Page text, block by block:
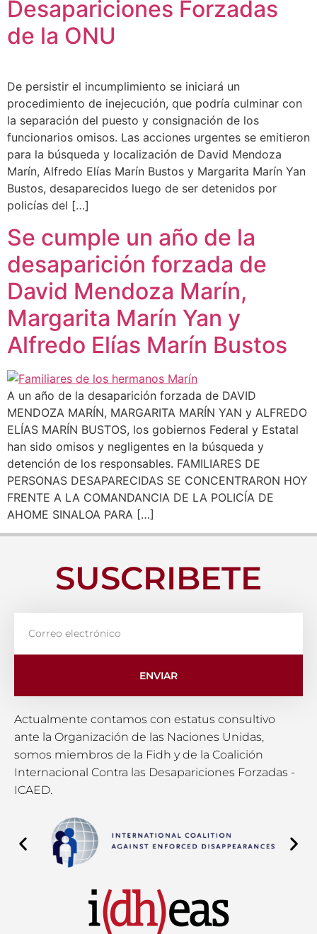
Desapariciones Forzadas
de la ONU
De persistir el incumplimiento se iniciará un
procedimiento de inejecución, que podría culminar con
la separación del puesto y consignación de los
funcionarios omisos. Las acciones urgentes se emitieron
para la búsqueda y localización de David Mendoza
Marín, Alfredo Elías Marín Bustos y Margarita Marín Yan
Bustos, desaparecidos luego de ser detenidos por
policías del […]
Se cumple un año de la
desaparición forzada de
David Mendoza Marín,
Margarita Marín Yan y
Alfredo Elías Marín Bustos
A un año de la desaparición forzada de DAVID
MENDOZA MARÍN, MARGARITA MARÍN YAN y ALFREDO
ELÍAS MARÍN BUSTOS, los gobiernos Federal y Estatal
han sido omisos y negligentes en la búsqueda y
detención de los responsables. FAMILIARES DE
PERSONAS DESAPARECIDAS SE CONCENTRARON HOY
FRENTE A LA COMANDANCIA DE LA POLICÍA DE
AHOME SINALOA PARA […]
SUSCRIBETE
ENVIAR
Actualmente contamos con estatus consultivo
ante la Organización de las Naciones Unidas,
somos miembros de la Fidh y de la Coalición
Internacional Contra las Desapariciones Forzadas -
ICAED.